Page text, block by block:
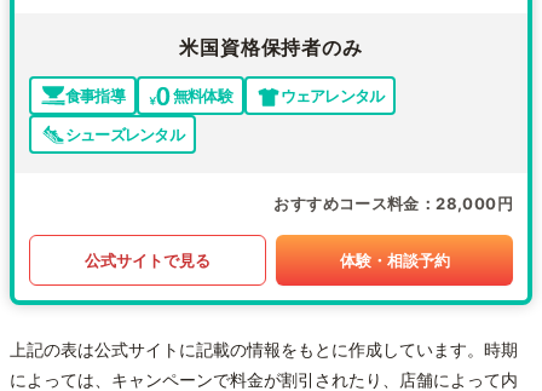
米国資格保持者のみ
食事指導 無料体験
ウェアレンタル
シューズレンタル
おすすめコース料金 28,000円
公式サイトで見る 体験・相談予約
上記の表は公式サイトに記載の情報をもとに作成しています。時期
によっては、キャンペーンで料金が割引されたり、店舗によって内